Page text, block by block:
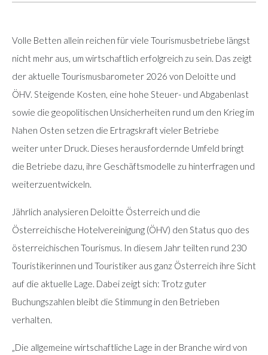
Volle Betten allein reichen für viele Tourismusbetriebe längst
nicht mehr aus, um wirtschaftlich erfolgreich zu sein. Das zeigt
der aktuelle Tourismusbarometer 2026 von Deloitte und
ÖHV. Steigende Kosten, eine hohe Steuer- und Abgabenlast
sowie die geopolitischen Unsicherheiten rund um den Krieg im
Nahen Osten setzen die Ertragskraft vieler Betriebe
weiter unter Druck. Dieses herausfordernde Umfeld bringt
die Betriebe dazu, ihre Geschäftsmodelle zu hinterfragen und
weiterzuentwickeln.
Jährlich analysieren Deloitte Österreich und die
Österreichische Hotelvereinigung (ÖHV) den Status quo des
österreichischen Tourismus. In diesem Jahr teilten rund 230
Touristikerinnen und Touristiker aus ganz Österreich ihre Sicht
auf die aktuelle Lage. Dabei zeigt sich: Trotz guter
Buchungszahlen bleibt die Stimmung in den Betrieben
verhalten.
„Die allgemeine wirtschaftliche Lage in der Branche wird von